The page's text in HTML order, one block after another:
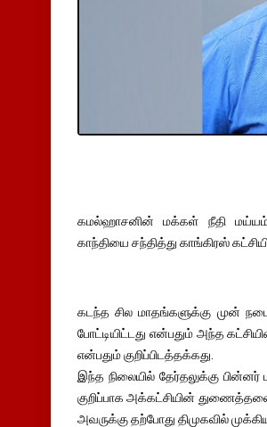
கமல்ஹாசனின் மக்கள் நீதி மய்யம்
காந்தியை சந்தித்து காங்கிரஸ்
கடந்த சில மாதங்களுக்கு முன்
போட்டியிட்டது என்பதும் அந்த
என்பதும் குறிப்பிடத்தக்கது.
இந்த நிலையில் தேர்தலுக்கு பின்னர்
குறிப்பாக அக்கட்சியின்
அவருக்கு தற்போது திமுகவில்